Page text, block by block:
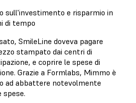
sull'investimento e risparmio in
di tempo
SmileLine doveva pagare
stampato dai centri di
e coprire le spese di
Grazie a Formlabs, Mimmo è
ad abbattere notevolmente
spese.